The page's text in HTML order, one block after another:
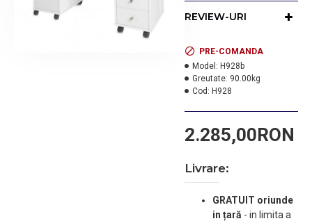
Masa include: suportul de
este incastrat in blat. Nu
este inclusa pernuta de
manichiura, dar se poate
achizitiona separat.
Culori disponibile: alb
REVIEW-URI
2.285,00RON
PRE-COMANDA
Model: H928b
Greutate: 90.00kg
Cod: H928
Livrare:
GRATUIT oriunde
in țară - in limita a